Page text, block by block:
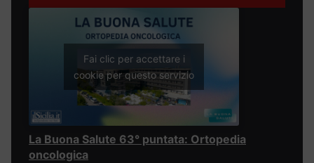
Fai clic per accettare i
cookie per questo servizio
La Buona Salute 63° puntata: Ortopedia
oncologica